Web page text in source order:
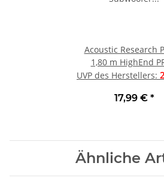
Acoustic Research
1,80 m HighEnd
Subwoofer Kabel
UVP des Herstellers:
17,99 € *
Ähnliche